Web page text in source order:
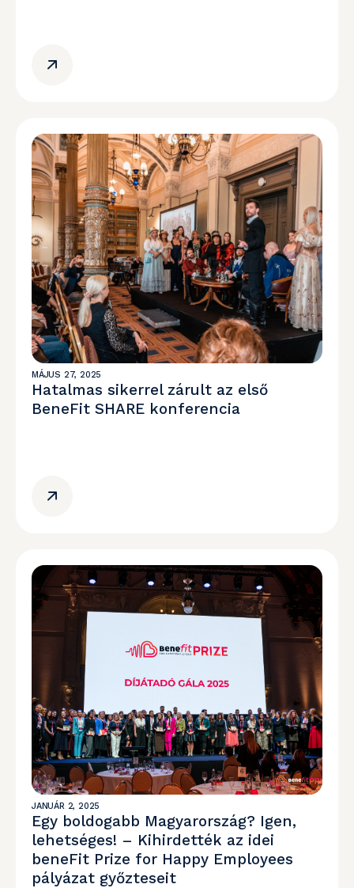
MÁJUS 27, 2025
Hatalmas sikerrel zárult az első
BeneFit SHARE konferencia
JANUÁR 2, 2025
Egy boldogabb Magyarország? Igen,
lehetséges! – Kihirdették az idei
beneFit Prize for Happy Employees
pályázat győzteseit